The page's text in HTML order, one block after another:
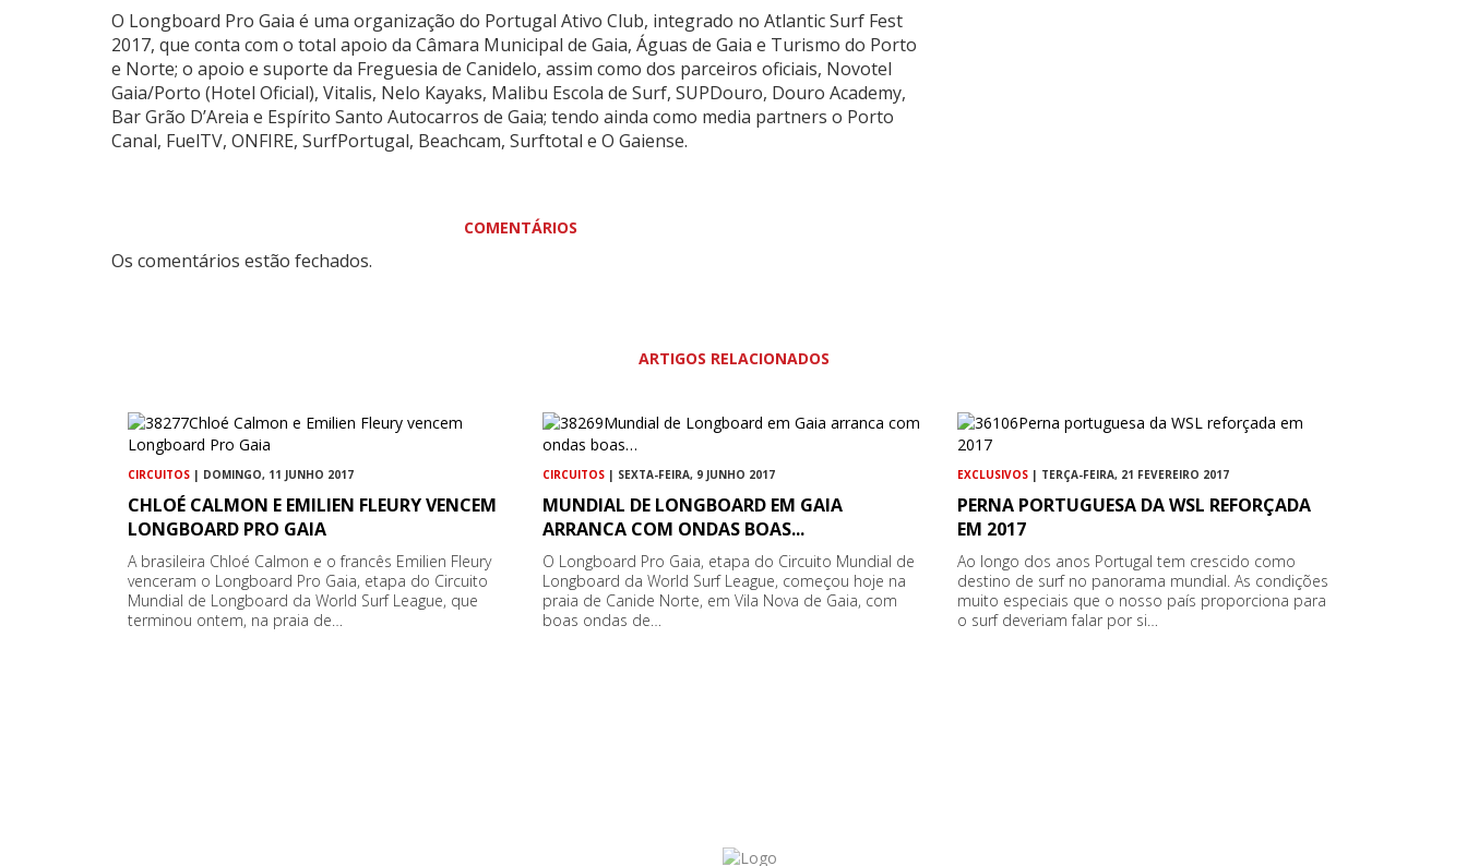
O Longboard Pro Gaia é uma organização do Portugal Ativo Club, integrado no Atlantic Surf Fest
2017, que conta com o total apoio da Câmara Municipal de Gaia, Águas de Gaia e Turismo do Porto
e Norte; o apoio e suporte da Freguesia de Canidelo, assim como dos parceiros oficiais, Novotel
Gaia/Porto (Hotel Oficial), Vitalis, Nelo Kayaks, Malibu Escola de Surf, SUPDouro, Douro Academy,
Bar Grão D’Areia e Espírito Santo Autocarros de Gaia; tendo ainda como media partners o Porto
Canal, FuelTV, ONFIRE, SurfPortugal, Beachcam, Surftotal e O Gaiense.
COMENTÁRIOS
Os comentários estão fechados.
ARTIGOS RELACIONADOS
CIRCUITOS | DOMINGO, 11 JUNHO 2017
CHLOÉ CALMON E EMILIEN FLEURY VENCEM
LONGBOARD PRO GAIA
A brasileira Chloé Calmon e o francês Emilien Fleury
venceram o Longboard Pro Gaia, etapa do Circuito
Mundial de Longboard da World Surf League, que
terminou ontem, na praia de…
CIRCUITOS | SEXTA-FEIRA, 9 JUNHO 2017
MUNDIAL DE LONGBOARD EM GAIA
ARRANCA COM ONDAS BOAS...
O Longboard Pro Gaia, etapa do Circuito Mundial de
Longboard da World Surf League, começou hoje na
praia de Canide Norte, em Vila Nova de Gaia, com
boas ondas de…
EXCLUSIVOS | TERÇA-FEIRA, 21 FEVEREIRO 2017
PERNA PORTUGUESA DA WSL REFORÇADA
EM 2017
Ao longo dos anos Portugal tem crescido como
destino de surf no panorama mundial. As condições
muito especiais que o nosso país proporciona para
o surf deveriam falar por si…